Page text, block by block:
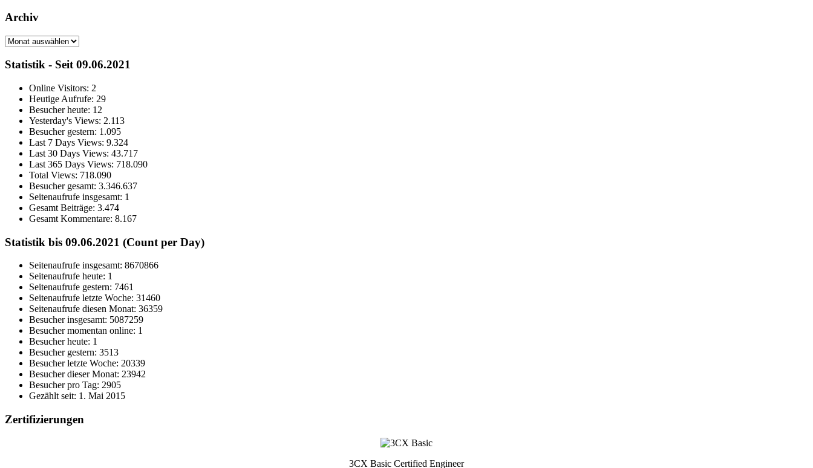
Archiv
Archiv
Statistik - Seit 09.06.2021
Online Visitors: 2
Heutige Aufrufe: 29
Besucher heute: 12
Yesterday's Views: 2.113
Besucher gestern: 1.095
Last 7 Days Views: 9.324
Last 30 Days Views: 43.717
Last 365 Days Views: 718.090
Total Views: 718.090
Besucher gesamt: 3.346.637
Seitenaufrufe insgesamt: 1
Gesamt Beiträge: 3.474
Gesamt Kommentare: 8.167
Statistik bis 09.06.2021 (Count per Day)
Seitenaufrufe insgesamt: 8670866
Seitenaufrufe heute: 1
Seitenaufrufe gestern: 7461
Seitenaufrufe letzte Woche: 31460
Seitenaufrufe diesen Monat: 36359
Besucher insgesamt: 5087259
Besucher momentan online: 1
Besucher heute: 1
Besucher gestern: 3513
Besucher letzte Woche: 20339
Besucher dieser Monat: 23942
Besucher pro Tag: 2905
Gezählt seit: 1. Mai 2015
Zertifizierungen
3CX Basic Certified Engineer